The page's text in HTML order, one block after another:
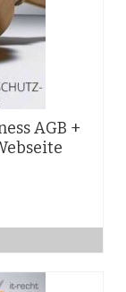
AGB +